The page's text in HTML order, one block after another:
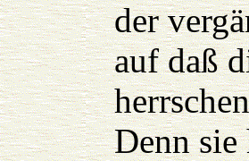
der
auf daß
Denn sie